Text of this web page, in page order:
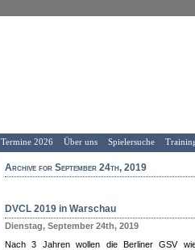
Termine 2026 Über uns Spielersuche
Archive for September 24th, 2019
DVCL 2019 in Warschau
Dienstag, September 24th, 2019
Nach 3 Jahren wollen die Berliner GSV